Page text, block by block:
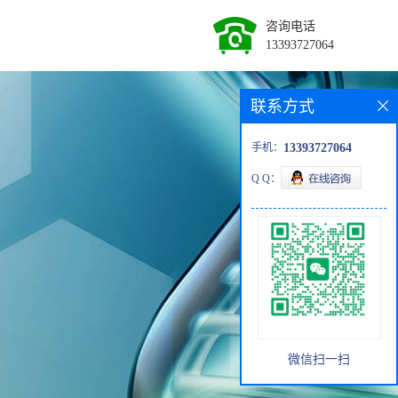
咨询电话
13393727064
联系方式
手机： 13393727064
Q Q：
微信扫一扫